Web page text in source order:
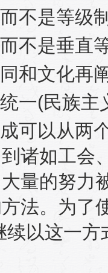
不是等级
不是垂直
和文化再
一(民族主
可以从两
诸如工会
量的努力
法。为了
续以这一